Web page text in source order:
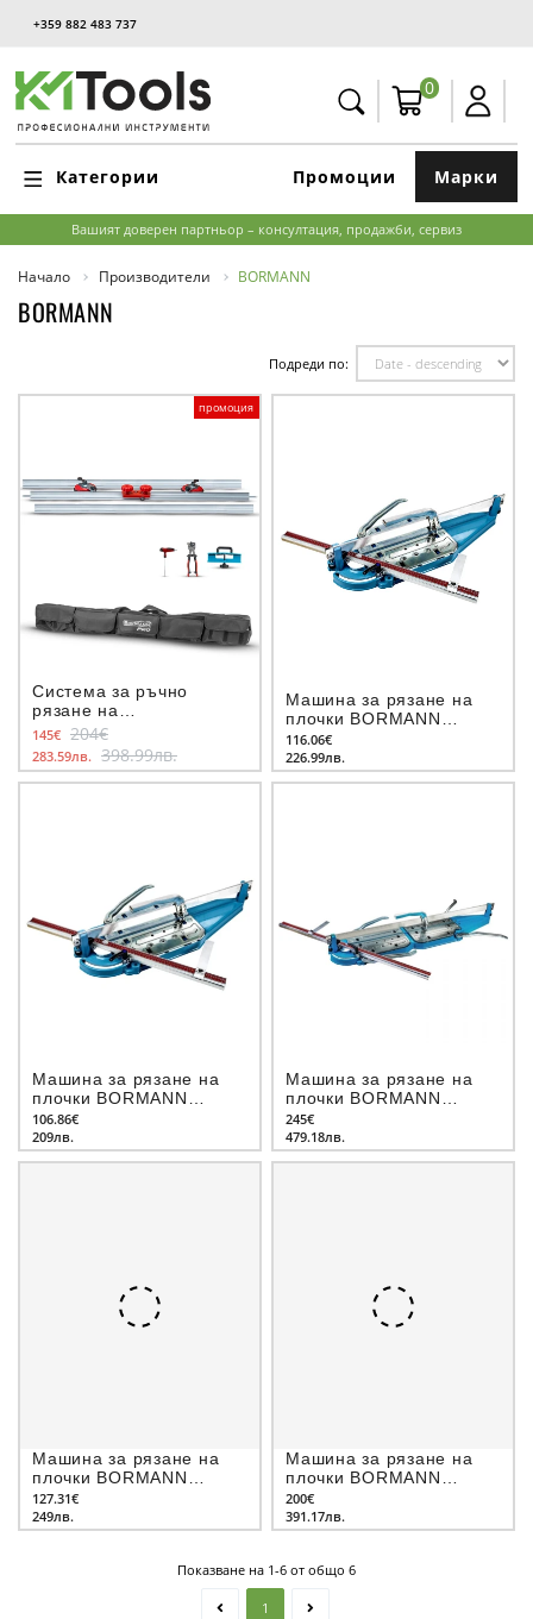
+359 882 483 737
0
Категории Марки
Промоции
Вашият доверен партньор – консултация, продажби, сервиз
Начало Производители BORMANN
BORMANN
Подреди по:
промоция
Система за ръчно
рязане на
широкоформатни плочи
BORMANN Pro BTC4550,
3.3 м
145€ 204€
283.59лв. 398.99лв.
Машина за рязане на
плочки BORMANN
BTC2200, 75 см
116.06€
226.99лв.
Машина за рязане на
плочки BORMANN
BTC2000, 63 см
106.86€
209лв.
Машина за рязане на
плочки BORMANN
BTC3250, 152 см
245€
479.18лв.
Машина за рязане на
плочки BORMANN
BTC2500, 95 см
127.31€
249лв.
Машина за рязане на
плочки BORMANN
BTC3000, 129 см
200€
391.17лв.
Показване на 1-6 от общо 6
1